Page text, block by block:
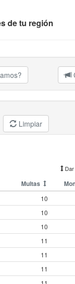
de tu región
Limpiar
Multas
10
10
10
11
11
11